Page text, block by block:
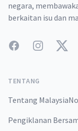
negara,
berkaitan isu dan
FacebookInstagram
TENTANG
Tentang
Pengiklanan